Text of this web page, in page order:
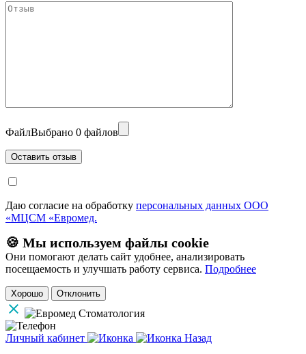
ФайлВыбрано 0 файлов
Даю согласие на обработку персональных данных ООО
«МЦСМ «Евромед.
🍪 Мы используем файлы cookie
Они помогают делать сайт удобнее, анализировать
посещаемость и улучшать работу сервиса. Подробнее
Хорошо Отклонить
Личный кабинет
Назад